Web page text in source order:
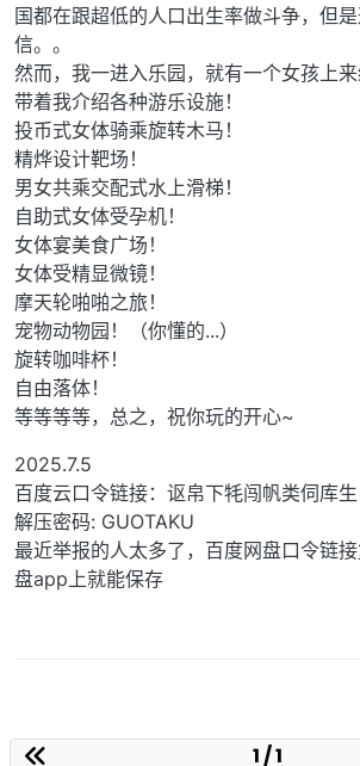
国都在跟超低的人口出生率做斗争，但
信。。
然而，我一进入乐园，就有一个女孩上
带着我介绍各种游乐设施！
投币式女体骑乘旋转木马！
精烨设计靶场！
男女共乘交配式水上滑梯！
自助式女体受孕机！
女体宴美食广场！
女体受精显微镜！
摩天轮啪啪之旅！
宠物动物园！（你懂的...）
旋转咖啡杯！
自由落体！
等等等等，总之，祝你玩的开心~
2025.7.5
百度云口令链接：讴帛下牦闯帆类伺库生
解压密码: GUOTAKU
最近举报的人太多了，百度网盘口令链
盘app上就能保存
1 / 1